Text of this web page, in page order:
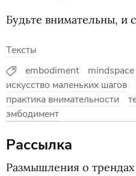
Будьте внимательны, и
Тексты
embodiment
mindspace
искусство маленьких шагов
практика внимательности
эмбодимент
Рассылка
Размышления о